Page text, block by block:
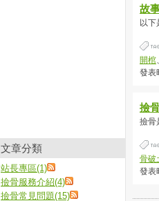
故
以
開棺、
發表
撿
撿骨
骨破
發表
文章分類
站長專區(1)
撿骨服務介紹(4)
撿骨常見問題(15)